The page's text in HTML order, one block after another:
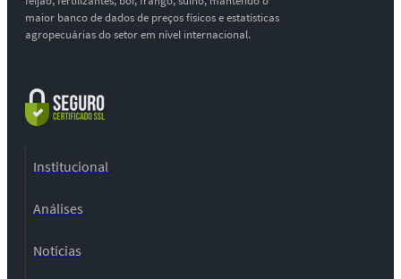
maior banco de dados de preços físicos e estatísticas
agropecuárias do setor em nível internacional.
Institucional
Análises
Notícias